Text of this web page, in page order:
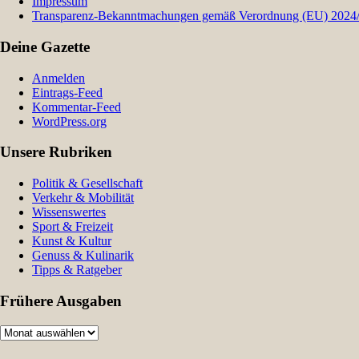
Transparenz-Bekanntmachungen gemäß Verordnung (EU)
Deine Gazette
Anmelden
Eintrags-Feed
Kommentar-Feed
WordPress.org
Unsere Rubriken
Politik & Gesellschaft
Verkehr & Mobilität
Wissenswertes
Sport & Freizeit
Kunst & Kultur
Genuss & Kulinarik
Tipps & Ratgeber
Frühere Ausgaben
Frühere